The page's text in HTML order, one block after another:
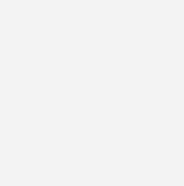
anzubieten, den Erfolg der
zu sichern und Leistungen der
Paradigmenwechsel wird deutlich durch
Rehabilitation“ im
vor Pflege“ im Pflegegesetz.
und der Erhalt der Arbeitsfähigkeit ist
von Morgen, insbesondere vor dem
wie die Digitalisierung in